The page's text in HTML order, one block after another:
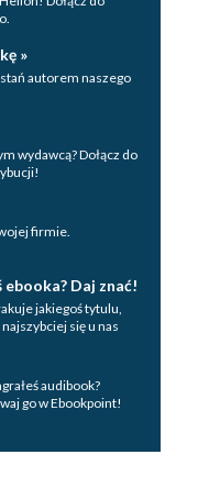
»
autorem naszego
wydawcą? Dołącz do
firmie.
Daj znać!
jakiegoś tytulu,
się u nas
audibook?
go w Ebookpoint!